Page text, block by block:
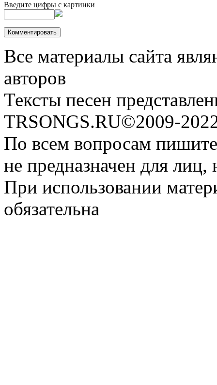
Введите цифры с картинки
Все материалы сайта
авторов
Тексты песен
TRSONGS.RU©2009-
По всем вопросам
не предназначен для
При использовании
обязательна